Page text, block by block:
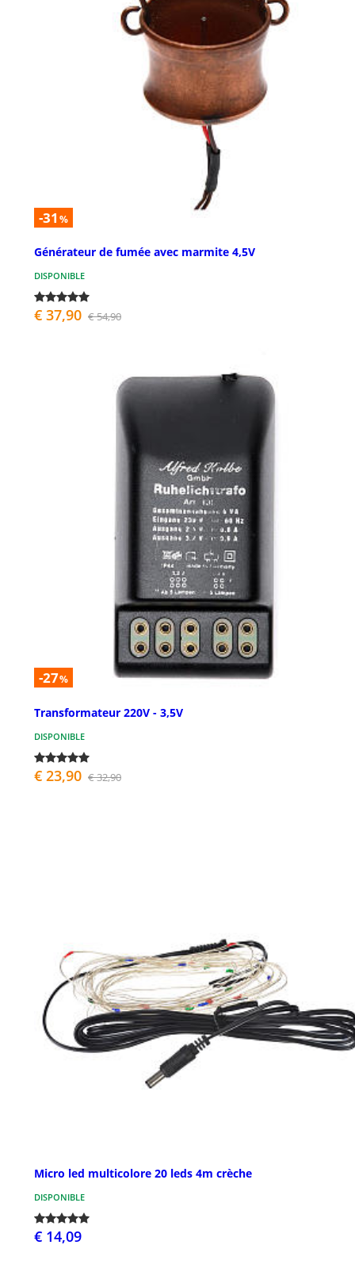
-31 %
Générateur de fumée avec marmite 4,5V
DISPONIBLE
€ 37,90 € 54,90
-27%
Transformateur 220V - 3,5V
DISPONIBLE
€ 23,90 € 32,90
Micro led multicolore 20 leds 4m crèche
DISPONIBLE
€ 14,09